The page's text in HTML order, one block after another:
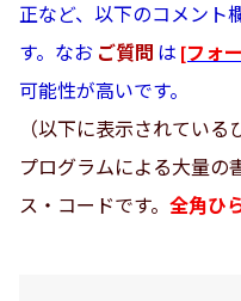
正など、以下のコメント
す。なお ご質問 は [フォ
可能性が高いです。
（以下に表示されてい
プログラムによる大量の
ス・コードです。 全角ひ